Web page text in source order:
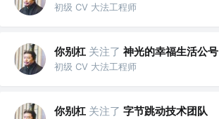
初级 CV 大法工程师
你别杠 关注了 神光的幸福生活公号
初级 CV 大法工程师
你别杠 关注了 字节跳动技术团队